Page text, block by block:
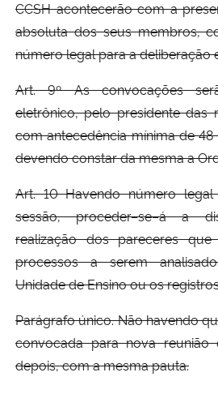
CCSH acontecerão com a
absoluta dos seus membros,
número legal para a deliberação
Art. 9º As convocações
eletrônico, pelo presidente das
com antecedência mínima de
devendo constar da mesma a
Art. 10 Havendo número
sessão, proceder–se–á a
realização dos pareceres
processos a serem
Unidade de Ensino ou os
Parágrafo único. Não havendo
convocada para nova reunião
depois, com a mesma pauta.